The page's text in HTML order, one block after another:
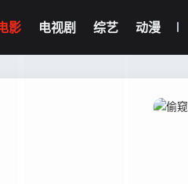
影 电视剧 综艺 动漫